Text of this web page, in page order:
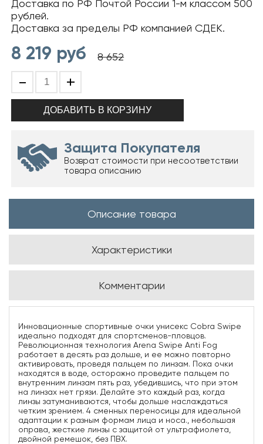
Доставка по РФ Почтой России 1-м классом 500
рублей.
Доставка за пределы РФ компанией СДЕК.
8 219 руб 8 652
- +
Защита Покупателя
Возврат стоимости при несоответствии
товара описанию
Описание товара
Характеристики
Комментарии
Инновационные спортивные очки унисекс Cobra Swipe
идеально подходят для спортсменов-пловцов.
Революционная технология Arena Swipe Anti Fog
работает в десять раз дольше, и ее можно повторно
активировать, проведя пальцем по линзам. Пока очки
находятся в воде, осторожно проведите пальцем по
внутренним линзам пять раз, убедившись, что при этом
на линзах нет грязи. Делайте это каждый раз, когда
линзы затуманиваются, чтобы дольше наслаждаться
четким зрением. 4 сменных переносицы для идеальной
адаптации к разным формам лица и носа., небольшая
оправа, жесткие линзы с защитой от ультрафиолета,
двойной ремешок, без ПВХ.